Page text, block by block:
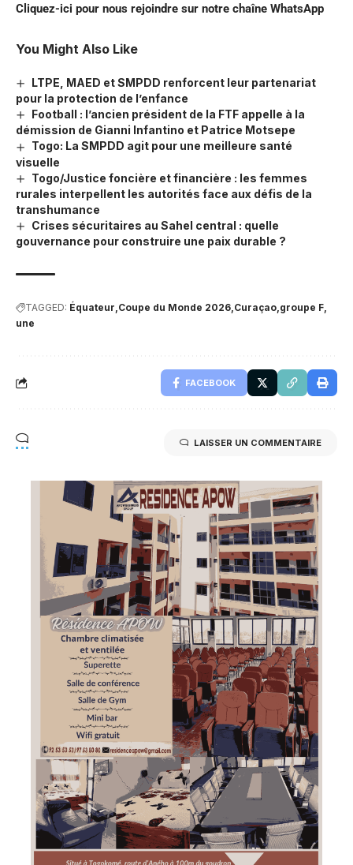
Cliquez-ici pour nous rejoindre sur notre chaîne WhatsApp
You Might Also Like
LTPE, MAED et SMPDD renforcent leur partenariat
pour la protection de l’enfance
Football : l’ancien président de la FTF appelle à la
démission de Gianni Infantino et Patrice Motsepe
Togo: La SMPDD agit pour une meilleure santé
visuelle
Togo/Justice foncière et financière : les femmes
rurales interpellent les autorités face aux défis de la
transhumance
Crises sécuritaires au Sahel central : quelle
gouvernance pour construire une paix durable ?
TAGGED: Équateur Coupe du Monde 2026 Curaçao groupe F
une
FACEBOOK
LAISSER UN COMMENTAIRE